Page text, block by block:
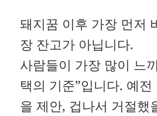
돼지꿈 이후 가장 먼저
장 잔고가 아닙니다.
사람들이 가장 많이 느
택의 기준”입니다. 예
을 제안, 겁나서 거절했